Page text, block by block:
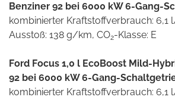
Benziner 92 bei 6000 kW 6-Gang-
kombinierter Kraftstoffverbrauch: 6,1
Ausstoß: 138 g/km, CO2-Klasse: E
Ford Focus 1,0 l EcoBoost Mild-
92 bei 6000 kW 6-Gang-
kombinierter Kraftstoffverbrauch: 6,1